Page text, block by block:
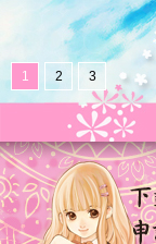
1 2 3